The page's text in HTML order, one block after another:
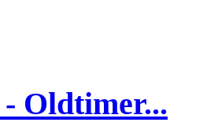
Oldtimer...